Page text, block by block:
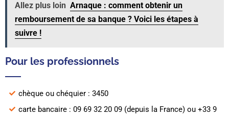
Allez plus loin Arnaque : comment obtenir un
remboursement de sa banque ? Voici les étapes à
suivre !
Pour les professionnels
chèque ou chéquier : 3450
carte bancaire : 09 69 32 20 09 (depuis la France) ou +33 9